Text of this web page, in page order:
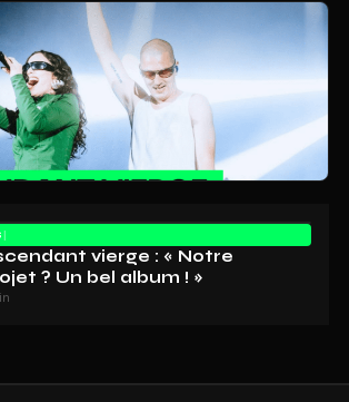
vierge : « Notre
? Un bel album ! »